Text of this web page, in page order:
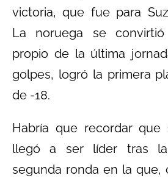
victoria, que fue para
La noruega se
propio de la última
golpes, logró la primera
de -18.
Habría que recordar que
llegó a ser líder tras
segunda ronda en la que,